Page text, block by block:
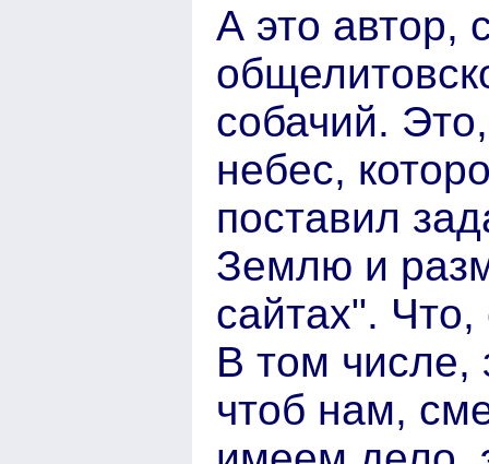
А это автор,
собачий.
небес,
поставил
Землю и
сайтах".
В том числе,
чтоб нам,